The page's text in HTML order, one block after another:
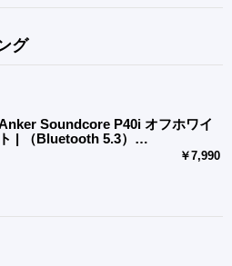
グ
Soundcore P40i オフホワイ
ト | （Bluetooth 5.3）…
￥7,990